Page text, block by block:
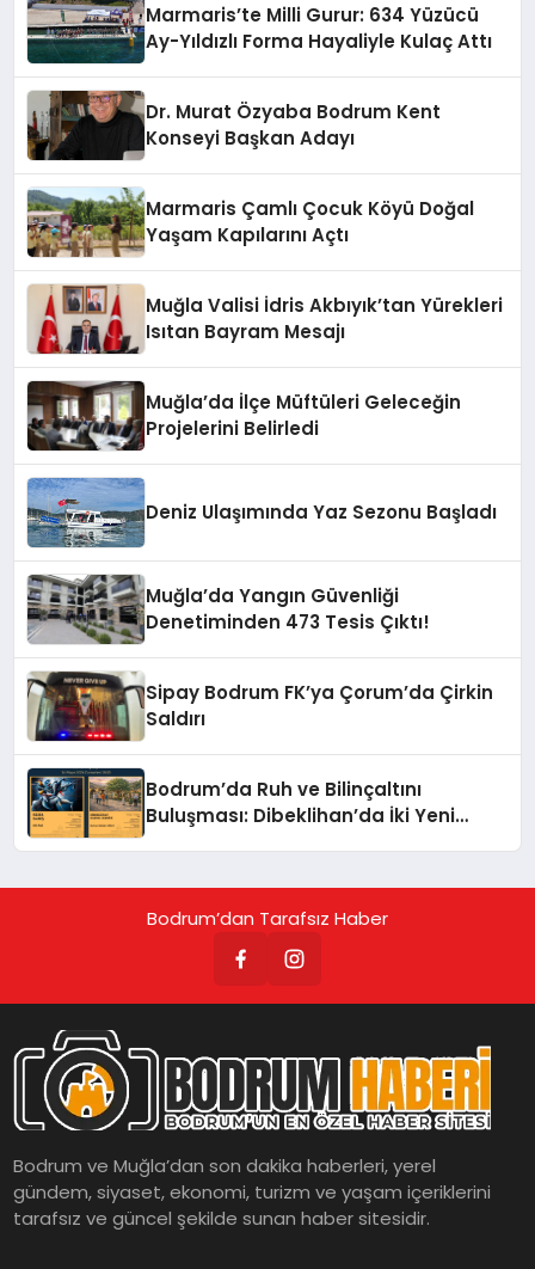
Marmaris’te Milli Gurur: 634 Yüzücü
Ay-Yıldızlı Forma Hayaliyle Kulaç Attı
Dr. Murat Özyaba Bodrum Kent
Konseyi Başkan Adayı
Marmaris Çamlı Çocuk Köyü Doğal
Yaşam Kapılarını Açtı
Muğla Valisi İdris Akbıyık’tan Yürekleri
Isıtan Bayram Mesajı
Muğla’da İlçe Müftüleri Geleceğin
Projelerini Belirledi
Deniz Ulaşımında Yaz Sezonu Başladı
Muğla’da Yangın Güvenliği
Denetiminden 473 Tesis Çıktı!
Sipay Bodrum FK’ya Çorum’da Çirkin
Saldırı
Bodrum’da Ruh ve Bilinçaltını
Buluşması: Dibeklihan’da İki Yeni
Bodrum’dan Tarafsız Haber
Bodrum ve Muğla’dan son dakika haberleri, yerel
gündem, siyaset, ekonomi, turizm ve yaşam içeriklerini
tarafsız ve güncel şekilde sunan haber sitesidir.